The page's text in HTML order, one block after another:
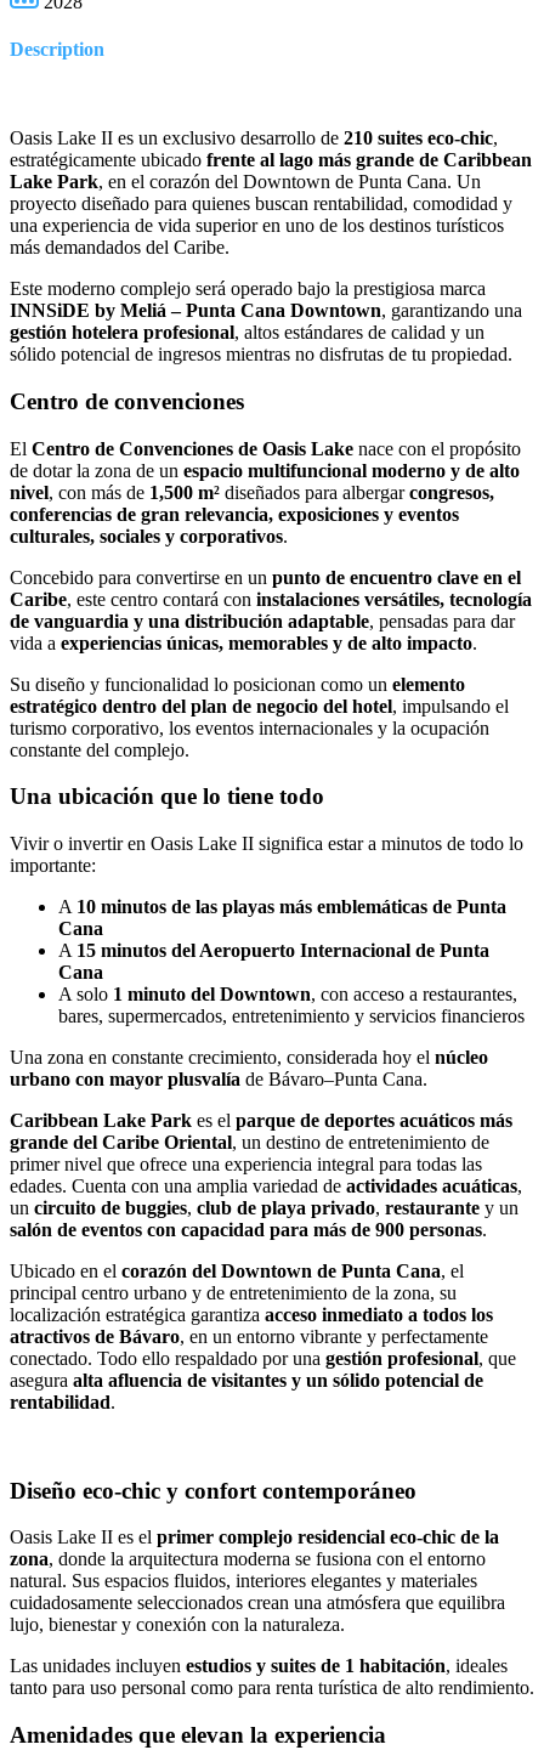
Description
Oasis Lake II es un exclusivo desarrollo de 210 suites eco-chic,
estratégicamente ubicado frente al lago más grande de Caribbean
Lake Park, en el corazón del Downtown de Punta Cana. Un
proyecto diseñado para quienes buscan rentabilidad, comodidad y
una experiencia de vida superior en uno de los destinos turísticos
más demandados del Caribe.
Este moderno complejo será operado bajo la prestigiosa marca
INNSiDE by Meliá – Punta Cana Downtown, garantizando una
gestión hotelera profesional, altos estándares de calidad y un
sólido potencial de ingresos mientras no disfrutas de tu propiedad.
Centro de convenciones
El Centro de Convenciones de Oasis Lake nace con el propósito
de dotar la zona de un espacio multifuncional moderno y de alto
nivel, con más de 1,500 m² diseñados para albergarcongresos,
conferencias de gran relevancia, exposiciones y eventos
culturales, sociales y corporativos.
Concebido para convertirse en un punto de encuentro clave en el
Caribe, este centro contará con instalaciones versátiles, tecnología
de vanguardia y una distribución adaptable, pensadas para dar
vida a experiencias únicas, memorables y de alto impacto.
Su diseño y funcionalidad lo posicionan como un elemento
estratégico dentro del plan de negocio del hotel, impulsando el
turismo corporativo, los eventos internacionales y la ocupación
constante del complejo.
Una ubicación que lo tiene todo
Vivir o invertir en Oasis Lake II significa estar a minutos de todo lo
importante:
A 10 minutos de las playas más emblemáticas de Punta
Cana
A 15 minutos del Aeropuerto Internacional de Punta
Cana
A solo 1 minuto del Downtown, con acceso a restaurantes,
bares, supermercados, entretenimiento y servicios financieros
Una zona en constante crecimiento, considerada hoy el núcleo
urbano con mayor plusvalía de Bávaro–Punta Cana.
Caribbean Lake Park es el parque de deportes acuáticos más
grande del Caribe Oriental, un destino de entretenimiento de
primer nivel que ofrece una experiencia integral para todas las
edades. Cuenta con una amplia variedad de actividades acuáticas,
un circuito de buggies, club de playa privado, restaurante y un
salón de eventos con capacidad para más de 900 personas.
Ubicado en el corazón del Downtown de Punta Cana, el
principal centro urbano y de entretenimiento de la zona, su
localización estratégica garantiza acceso inmediato a todos los
atractivos de Bávaro, en un entorno vibrante y perfectamente
conectado. Todo ello respaldado por una gestión profesional, que
asegura alta afluencia de visitantes y un sólido potencial de
rentabilidad.
Diseño eco-chic y confort contemporáneo
Oasis Lake II es el primer complejo residencial eco-chic de la
zona, donde la arquitectura moderna se fusiona con el entorno
natural. Sus espacios fluidos, interiores elegantes y materiales
cuidadosamente seleccionados crean una atmósfera que equilibra
lujo, bienestar y conexión con la naturaleza.
Las unidades incluyen estudios y suites de 1 habitación, ideales
tanto para uso personal como para renta turística de alto rendimiento.
Amenidades que elevan la experiencia